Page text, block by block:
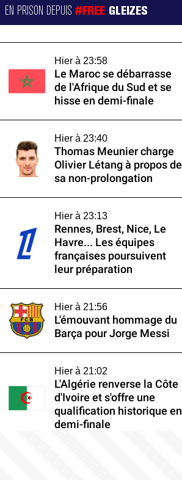
EN PRISON DEPUIS#FREE GLEIZES
Hier à 23:58
Le Maroc se débarrasse
de l'Afrique du Sud et se
hisse en demi-finale
Hier à 23:40
Thomas Meunier charge
Olivier Létang à propos de
sa non-prolongation
Hier à 23:13
Rennes, Brest, Nice, Le
Havre... Les équipes
françaises poursuivent
leur préparation
Hier à 21:56
L'émouvant hommage du
Barça pour Jorge Messi
Hier à 21:02
L'Algérie renverse la Côte
d'Ivoire et s'offre une
qualification historique en
demi-finale